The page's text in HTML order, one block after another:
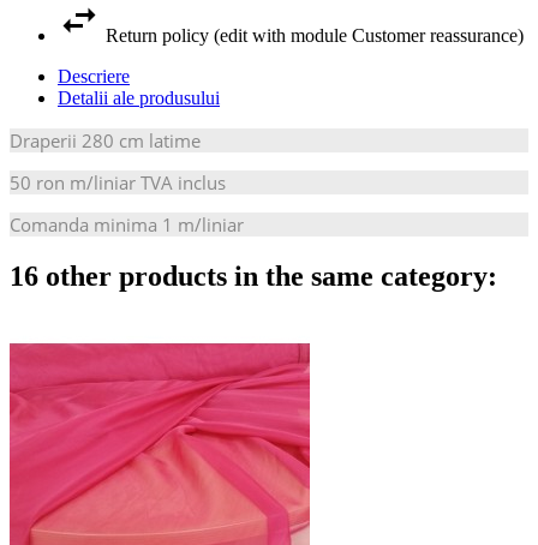
Return policy (edit with module Customer reassurance)
Descriere
Detalii ale produsului
Draperii 280 cm latime
50 ron m/liniar TVA inclus
Comanda minima 1 m/liniar
16 other products in the same category: